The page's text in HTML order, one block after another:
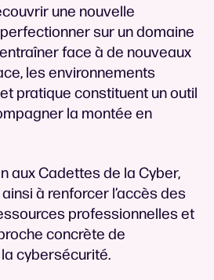
une nouvelle
sur un domaine
face à de nouveaux
les environnements
pratique constituent un outil
la montée en
aux Cadettes de la Cyber,
à renforcer l’accès des
professionnelles et
concrète de
cybersécurité.